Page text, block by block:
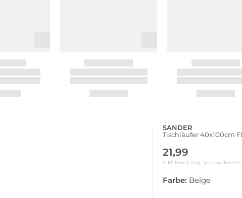
SANDER
Tischläufer 40x100cm
21,99
inkl. Mwst zzgl. Versandkosten
Farbe: Beige